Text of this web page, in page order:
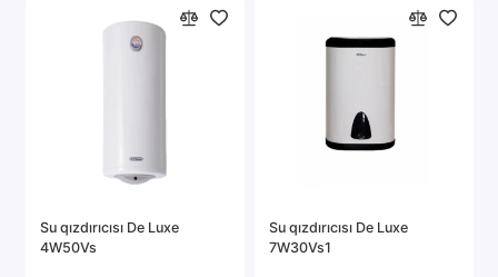
Su qızdırıcısı De Luxe
4W50Vs
Su qızdırıcısı De Luxe
7W30Vs1